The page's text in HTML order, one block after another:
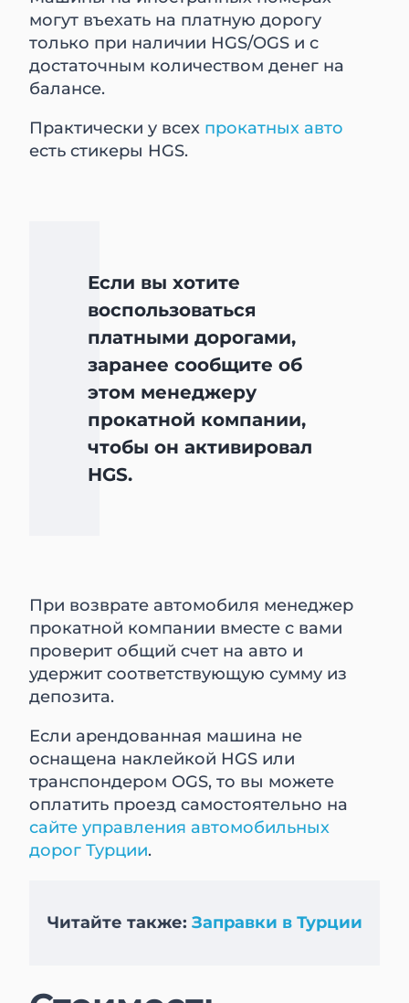
могут въехать на платную дорогу
только при наличии HGS/OGS и с
достаточным количеством денег на
балансе.
Практически у всех прокатных авто
есть стикеры HGS.
Если вы хотите
воспользоваться
платными дорогами,
заранее сообщите об
этом менеджеру
прокатной компании,
чтобы он активировал
HGS.
При возврате автомобиля менеджер
прокатной компании вместе с вами
проверит общий счет на авто и
удержит соответствующую сумму из
депозита.
Если арендованная машина не
оснащена наклейкой HGS или
транспондером OGS, то вы можете
оплатить проезд самостоятельно на
сайте управления автомобильных
дорог Турции.
Читайте также: Заправки в Турции